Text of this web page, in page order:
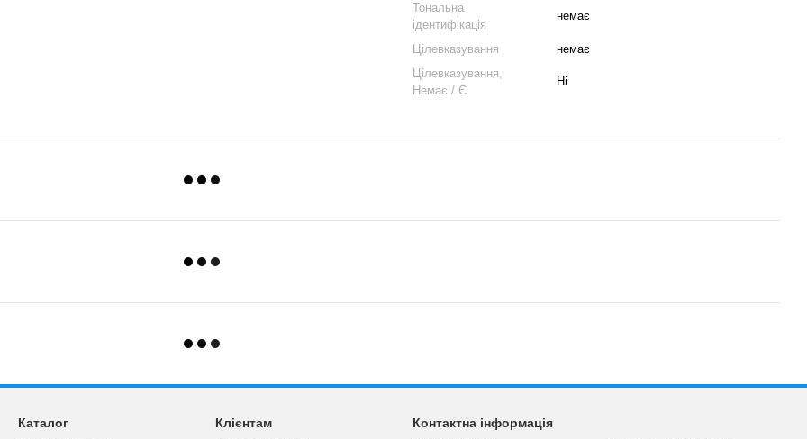
Тональна
ідентифікація
немає
Цілевказування
немає
Цілевказування,
Немає / Є
Ні
Каталог Клієнтам Контактна інформація